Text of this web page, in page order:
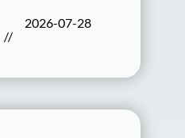
//
2026-07-28